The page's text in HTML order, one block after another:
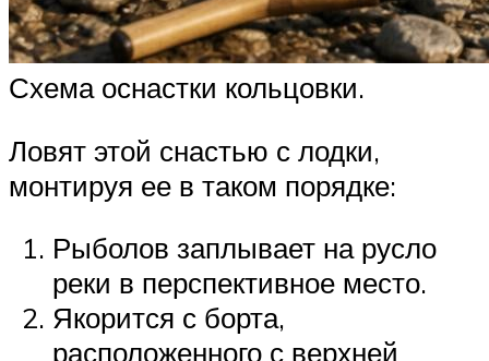
Схема оснастки кольцовки.
Ловят этой снастью с лодки,
монтируя ее в таком порядке:
Рыболов заплывает на русло
реки в перспективное место.
Якорится с борта,
расположенного с верхней